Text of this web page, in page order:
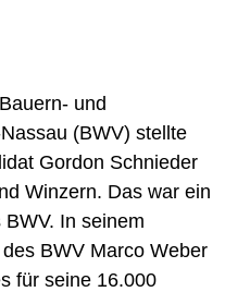
und
(BWV) stellte
Gordon Schnieder
Winzern. Das war ein
In seinem
BWV Marco Weber
für seine 16.000